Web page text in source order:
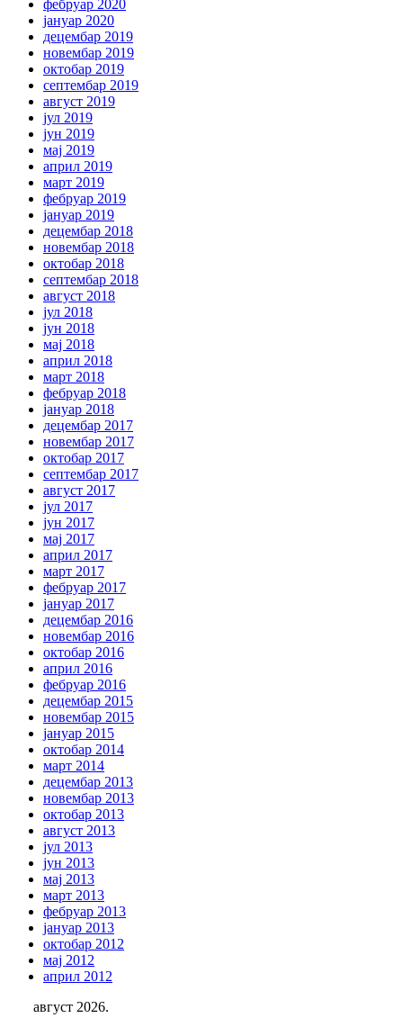
фебруар 2020
јануар 2020
децембар 2019
новембар 2019
октобар 2019
септембар 2019
август 2019
јул 2019
јун 2019
мај 2019
април 2019
март 2019
фебруар 2019
јануар 2019
децембар 2018
новембар 2018
октобар 2018
септембар 2018
август 2018
јул 2018
јун 2018
мај 2018
април 2018
март 2018
фебруар 2018
јануар 2018
децембар 2017
новембар 2017
октобар 2017
септембар 2017
август 2017
јул 2017
јун 2017
мај 2017
април 2017
март 2017
фебруар 2017
јануар 2017
децембар 2016
новембар 2016
октобар 2016
април 2016
фебруар 2016
децембар 2015
новембар 2015
јануар 2015
октобар 2014
март 2014
децембар 2013
новембар 2013
октобар 2013
август 2013
јул 2013
јун 2013
мај 2013
март 2013
фебруар 2013
јануар 2013
октобар 2012
мај 2012
април 2012
август 2026.